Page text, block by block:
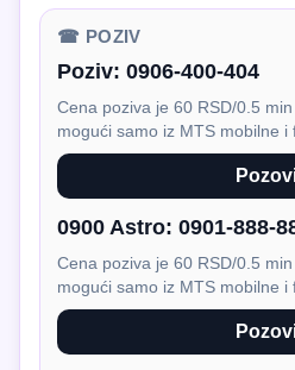
☎ POZIV
Poziv: 0906-400-404
Cena poziva je 60 RSD/0.5
mogući samo iz MTS mobilne i
0900 Astro: 0901-888-
Cena poziva je 60 RSD/0.5
mogući samo iz MTS mobilne i